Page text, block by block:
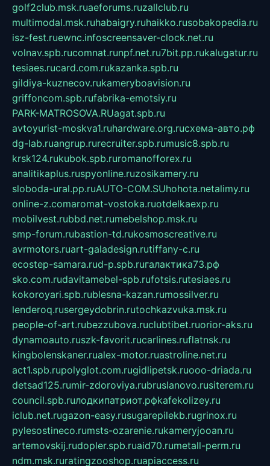
golf2club.msk.ruaeforums.ruzallclub.ru
multimodal.msk.ruhabaigry.ruhaikko.rusobakopedia.ru
isz-fest.ruewnc.infoscreensaver-clock.net.ru
volnav.spb.rucomnat.runpf.net.ru7bit.pp.rukalugatur.ru
tesiaes.rucard.com.rukazanka.spb.ru
gildiya-kuznecov.rukameryboavision.ru
griffoncom.spb.rufabrika-emotsiy.ru
PARK-MATROSOVA.RUagat.spb.ru
avtoyurist-moskva1.ruhardware.org.ruсхема-авто.рф
dg-lab.ruangrup.rurecruiter.spb.rumusic8.spb.ru
krsk124.rukubok.spb.ruromanofforex.ru
analitikaplus.ruspyonline.ruzosikamery.ru
sloboda-ural.pp.ruAUTO-COM.SUhohota.netalimy.ru
online-z.comaromat-vostoka.ruotdelkaexp.ru
mobilvest.rubbd.net.rumebelshop.msk.ru
smp-forum.rubastion-td.rukosmoscreative.ru
avrmotors.ruart-galadesign.rutiffany-c.ru
ecostep-samara.rud-p.spb.ruгалактика73.рф
sko.com.rudavitamebel-spb.rufotsis.rutesiaes.ru
kokoroyari.spb.rublesna-kazan.rumossilver.ru
lenderoq.rusergeydobrin.rutochkazvuka.msk.ru
people-of-art.rubezzubova.ruclubtibet.ruorior-aks.ru
dynamoauto.ruszk-favorit.rucarlines.ruflatnsk.ru
kingbolenskaner.rualex-motor.ruastroline.net.ru
act1.spb.rupolyglot.com.rugidlipetsk.ruooo-driada.ru
detsad125.rumir-zdoroviya.rubruslanovo.rusiterem.ru
council.spb.ruлодкипатриот.рфkafekolizey.ru
iclub.net.rugazon-easy.rusugarepilekb.rugrinox.ru
pylesostineco.rumsts-ozarenie.rukameryjooan.ru
artemovskij.rudopler.spb.ruaid70.rumetall-perm.ru
ndm.msk.ruratingzooshop.ruapiaccess.ru